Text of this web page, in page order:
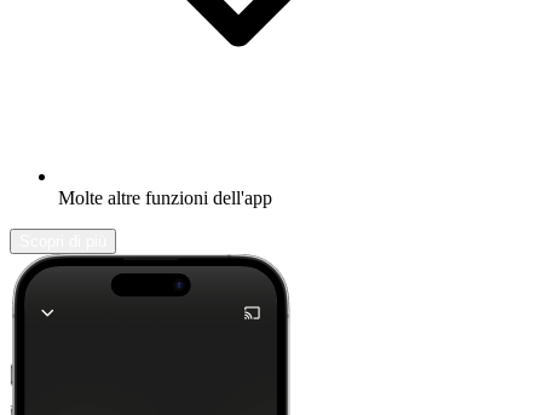
Molte altre funzioni dell'app